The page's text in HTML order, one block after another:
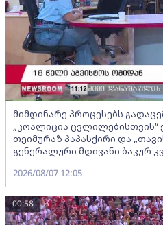
მიმდინარე პროცესებს
„კოალიცია
თეიმურაზ პაპასქირი და
გენერალური მდივანი ბაკურ
2026/08/07 12:05
00:58